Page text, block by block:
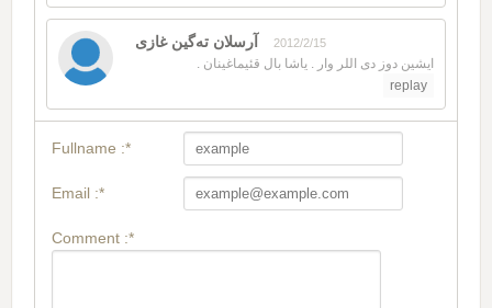
2012/2/15
ایشین دوز دی اللر وار . یاشا بال قئیماغینان .
replay
Fullname :*
Email :*
Comment :*